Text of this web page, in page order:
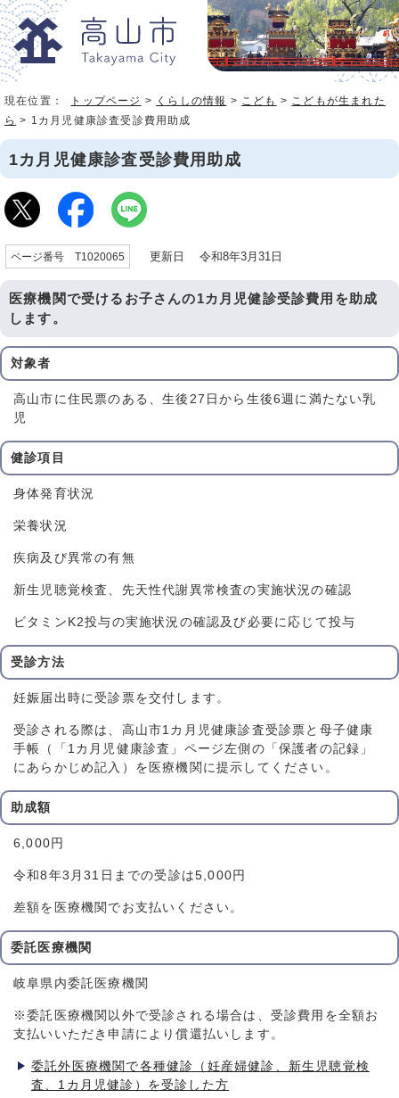
現在位置： トップページ > くらしの情報 > こども > こどもが生まれた
ら > 1カ月児健康診査受診費用助成
1カ月児健康診査受診費用助成
ページ番号 T1020065 更新日 令和8年3月31日
医療機関で受けるお子さんの1カ月児健診受診費用を助成
します。
対象者
高山市に住民票のある、生後27日から生後6週に満たない乳
児
健診項目
身体発育状況
栄養状況
疾病及び異常の有無
新生児聴覚検査、先天性代謝異常検査の実施状況の確認
ビタミンK2投与の実施状況の確認及び必要に応じて投与
受診方法
妊娠届出時に受診票を交付します。
受診される際は、高山市1カ月児健康診査受診票と母子健康
手帳（「1カ月児健康診査」ページ左側の「保護者の記録」
にあらかじめ記入）を医療機関に提示してください。
助成額
6,000円
令和8年3月31日までの受診は5,000円
差額を医療機関でお支払いください。
委託医療機関
岐阜県内委託医療機関
※委託医療機関以外で受診される場合は、受診費用を全額お
支払いいただき申請により償還払いします。
委託外医療機関で各種健診（妊産婦健診、新生児聴覚検
査、1カ月児健診）を受診した方